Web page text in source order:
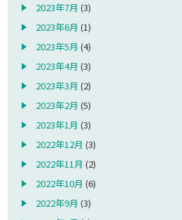
2023年7月 (3)
2023年6月 (1)
2023年5月 (4)
2023年4月 (3)
2023年3月 (2)
2023年2月 (5)
2023年1月 (3)
2022年12月 (3)
2022年11月 (2)
2022年10月 (6)
2022年9月 (3)